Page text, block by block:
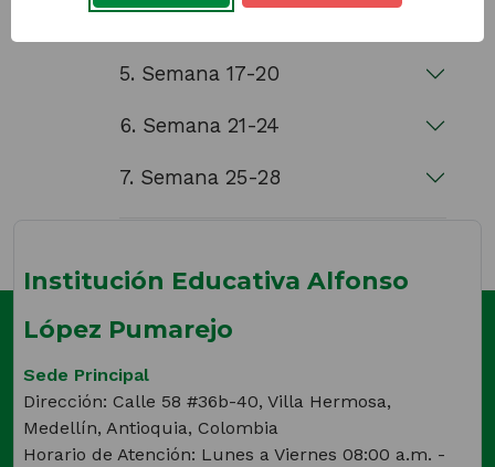
5. Semana 17-20
6. Semana 21-24
7. Semana 25-28
Institución Educativa Alfonso
López Pumarejo
Sede Principal
Dirección: Calle 58 #36b-40, Villa Hermosa,
Medellín, Antioquia, Colombia
Horario de Atención: Lunes a Viernes 08:00 a.m. -